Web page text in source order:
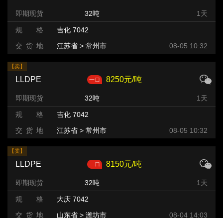
即期现货 32吨 1天
规 格
吉化 7042
交 货 地
江苏省 > 常州市 08-05 10:32
【卖】
LLDPE 8250元/吨
即期现货 32吨 1天
规 格
吉化 7042
交 货 地
江苏省 > 常州市 08-05 10:32
【卖】
LLDPE 8150元/吨
即期现货 32吨 1天
规 格
大庆 7042
交 货 地
山东省 > 潍坊市 > 08-04 14:03